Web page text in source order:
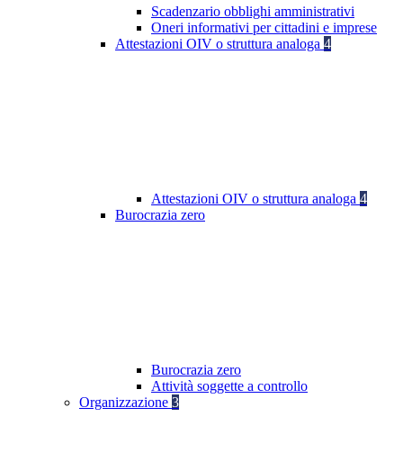
Scadenzario obblighi amministrativi
Oneri informativi per cittadini e imprese
Attestazioni OIV o struttura analoga 4
Attestazioni OIV o struttura analoga 4
Burocrazia zero
Burocrazia zero
Attività soggette a controllo
Organizzazione 3